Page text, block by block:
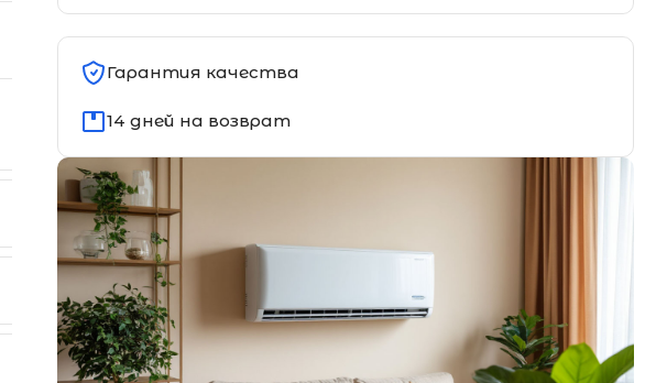
Гарантия качества
14 дней на возврат